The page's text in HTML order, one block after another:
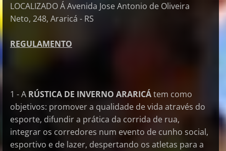
LOCALIZADO ÁAvenida Jose Antonio de Oliveira
Neto, 248, Araricá - RS
REGULAMENTO
1 - A RÚSTICA DE INVERNO ARARICÁtem como
objetivos: promover a qualidade de vida através do
esporte, difundir a prática da corrida de rua,
integrar os corredores num evento de cunho social,
esportivo e de lazer, despertando os atletas para a